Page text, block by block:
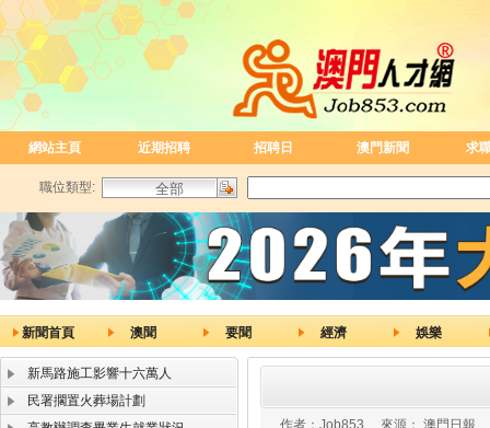
網站主頁 近期招聘 招聘日 澳門新聞 求
職位類型:
新聞首頁 澳聞 要聞 經濟 娛樂
新馬路施工影響十六萬人
民署擱置火葬場計劃
作者： Job853 來源： 澳門日報